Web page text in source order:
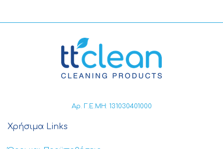
Αρ. Γ.Ε.ΜΗ: 131030401000
Χρήσιμα Links